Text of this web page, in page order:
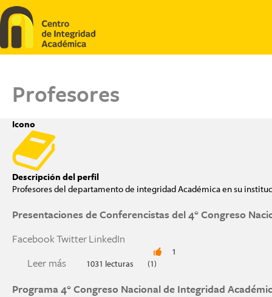
Pasar al contenido principal
Profesores
Icono
Descripción del perfil
Profesores del departamento de integridad Académica en su
Presentaciones de Conferencistas del 4° Congreso
FacebookTwitterLinkedIn
Leer más sobre Presentaciones de Conferencistas del
1031 lecturas
1
(1)
Programa 4° Congreso Nacional de Integridad